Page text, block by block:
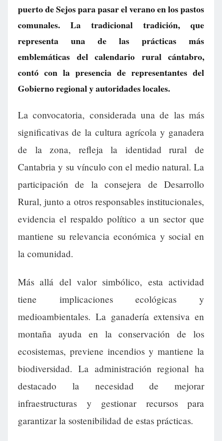
puerto de Sejos para pasar el verano en los pastos
comunales. La tradicional tradición, que
representa una de las prácticas más
emblemáticas del calendario rural cántabro,
contó con la presencia de representantes del
Gobierno regional y autoridades locales.
La convocatoria, considerada una de las más
significativas de la cultura agrícola y ganadera
de la zona, refleja la identidad rural de
Cantabria y su vínculo con el medio natural. La
participación de la consejera de Desarrollo
Rural, junto a otros responsables institucionales,
evidencia el respaldo político a un sector que
mantiene su relevancia económica y social en
la comunidad.
Más allá del valor simbólico, esta actividad
tiene implicaciones ecológicas y
medioambientales. La ganadería extensiva en
montaña ayuda en la conservación de los
ecosistemas, previene incendios y mantiene la
biodiversidad. La administración regional ha
destacado la necesidad de mejorar
infraestructuras y gestionar recursos para
garantizar la sostenibilidad de estas prácticas.